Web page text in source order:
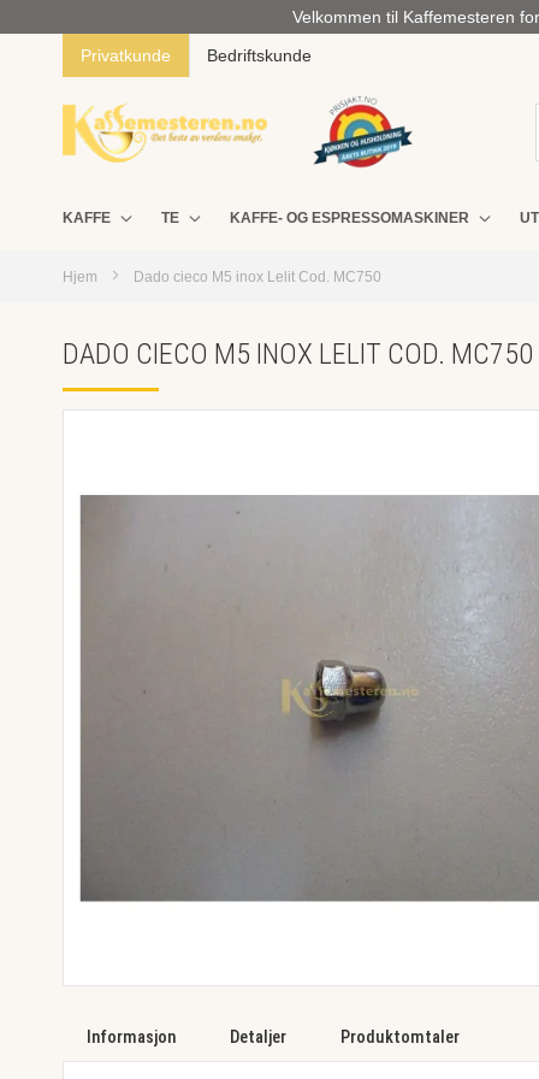
Velkommen til Kaffemesteren
Privatkunde
Bedriftskunde
KAFFE TE KAFFE- OG ESPRESSOMASKINER
Hjem Dado cieco M5 inox Lelit Cod. MC750
DADO CIECO M5 INOX LELIT COD. MC750
beginning
Informasjon Detaljer Produktomtaler